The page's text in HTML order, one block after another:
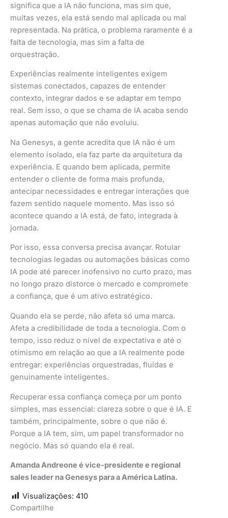
significa que a IA não funciona, mas sim que,
muitas vezes, ela está sendo mal aplicada ou mal
representada. Na prática, o problema raramente é a
falta de tecnologia, mas sim a falta de
orquestração.
Experiências realmente inteligentes exigem
sistemas conectados, capazes de entender
contexto, integrar dados e se adaptar em tempo
real. Sem isso, o que se chama de IA acaba sendo
apenas automação que não evoluiu.
Na Genesys, a gente acredita que IA não é um
elemento isolado, ela faz parte da arquitetura da
experiência. E quando bem aplicada, permite
entender o cliente de forma mais profunda,
antecipar necessidades e entregar interações que
fazem sentido naquele momento. Mas isso só
acontece quando a IA está, de fato, integrada à
jornada.
Por isso, essa conversa precisa avançar. Rotular
tecnologias legadas ou automações básicas como
IA pode até parecer inofensivo no curto prazo, mas
no longo prazo distorce o mercado e compromete
a confiança, que é um ativo estratégico.
Quando ela se perde, não afeta só uma marca.
Afeta a credibilidade de toda a tecnologia. Com o
tempo, isso reduz o nível de expectativa e até o
otimismo em relação ao que a IA realmente pode
entregar: experiências orquestradas, fluidas e
genuinamente inteligentes.
Recuperar essa confiança começa por um ponto
simples, mas essencial: clareza sobre o que é IA. E
também, principalmente, sobre o que não é.
Porque a IA tem, sim, um papel transformador no
negócio. Mas só quando ela é real.
Amanda Andreone é vice-presidente e regional
sales leader na Genesys para a América Latina.
Visualizações: 410
Compartilhe